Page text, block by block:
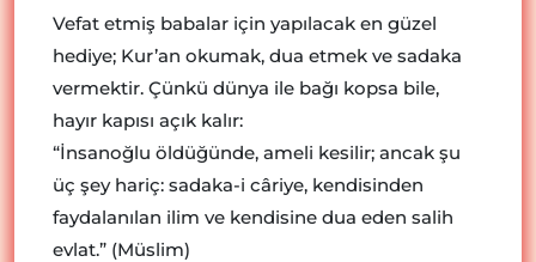
Vefat etmiş babalar için yapılacak en güzel
hediye; Kur’an okumak, dua etmek ve sadaka
vermektir. Çünkü dünya ile bağı kopsa bile,
hayır kapısı açık kalır:
“İnsanoğlu öldüğünde, ameli kesilir; ancak şu
üç şey hariç: sadaka-i câriye, kendisinden
faydalanılan ilim ve kendisine dua eden salih
evlat.” (Müslim)